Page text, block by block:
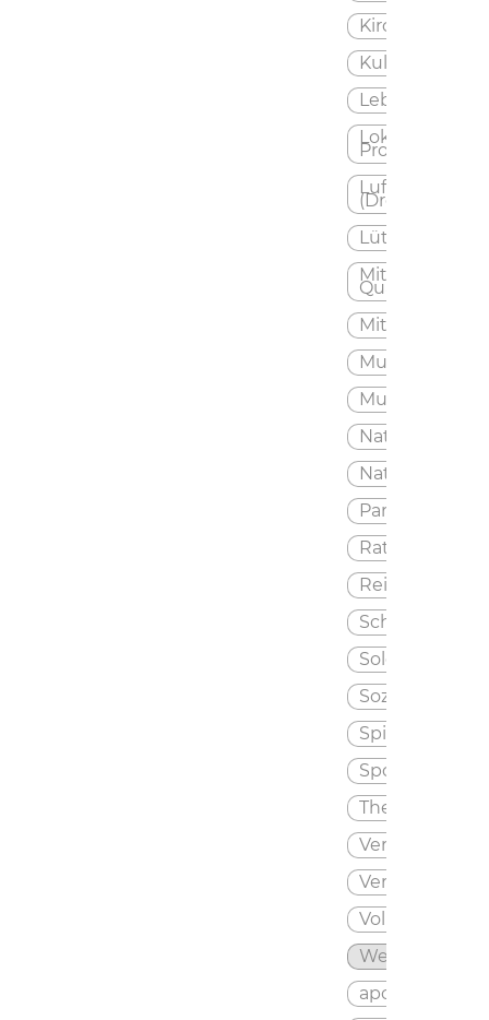
Kirche
Kultur
Leben
Lokale
Produkte
(Drohne)
Lützelburg
Miteinander
Quartiersbüro
Museum
Musik
Natur
Naturpark
Partei
Rathaus
Reise
Schule
Soldaten
Soziales
Spielplatz
Sport
Theater
Verein
Verlag
Werbeagentur
apotheke